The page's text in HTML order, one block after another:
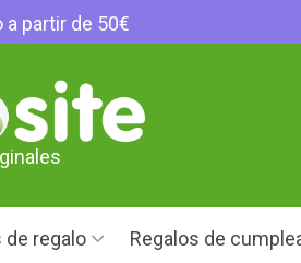
a partir de 50€
de regalo Regalos de